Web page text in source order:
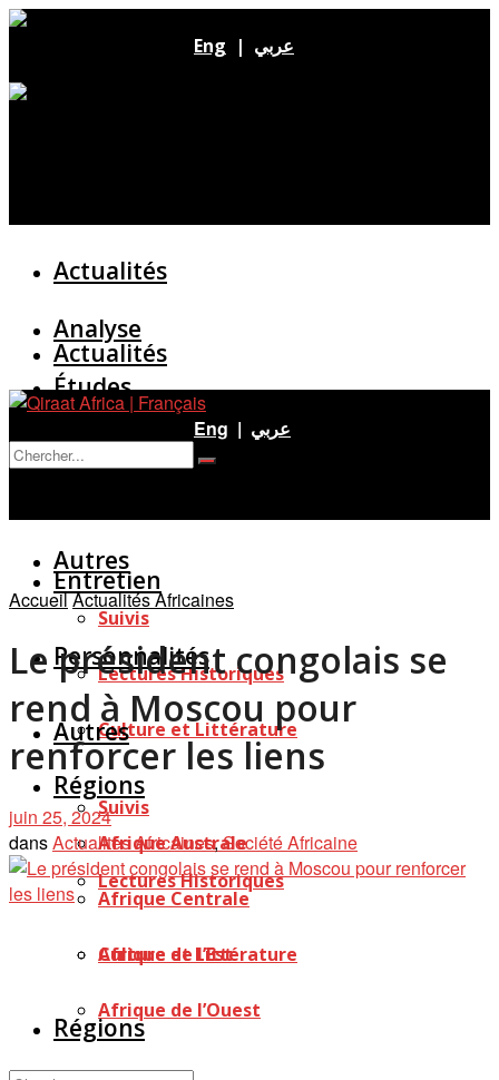
Eng | عربي
Actualités
Analyse
Études
Entretien
Autres
Suivis
Lectures Historiques
Culture et Littérature
Régions
Afrique Australe
Afrique Centrale
Afrique de l’Est
Afrique de l’Ouest
Actualités
Entretien
Personnalités
Autres
Suivis
Lectures Historiques
Culture et Littérature
Régions
Eng | عربي
AccueilActualités Africaines
Le président congolais se
rend à Moscou pour
renforcer les liens
juin 25, 2024
dansActualités Africaines,Société Africaine